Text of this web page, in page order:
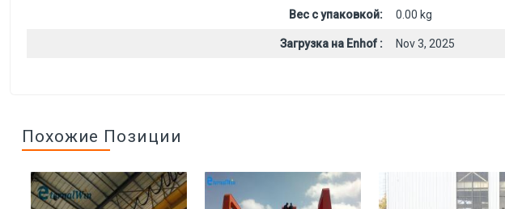
Вес с упаковкой: 0.00 kg
Загрузка на Enhof : Nov 3, 2025
Похожие Позиции